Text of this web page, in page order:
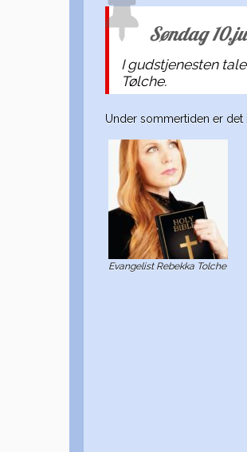
Søndag
I gudstjenesten
Tølche.
Under sommertiden er det
Evangelist Rebekka Tolche